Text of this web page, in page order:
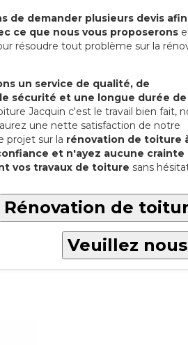
de demander plusieurs devis
ce que nous vous proposerons
résoudre tout problème sur la
un service de qualité, de
sécurité et une longue durée de
Jacquin c'est le travail bien fait,
une nette satisfaction de notre
projet sur la rénovation de toiture
et n'ayez aucune crainte
vos travaux de toiture sans
Rénovation de
Veuillez